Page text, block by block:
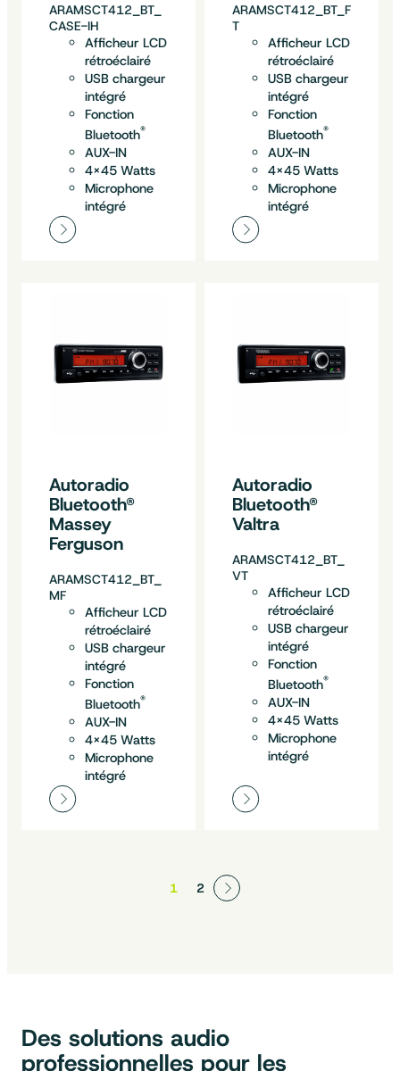
ARAMSCT412_BT_
CASE-IH
Afficheur LCD
rétroéclairé
USB chargeur
intégré
Fonction
Bluetooth®
AUX-IN
4×45 Watts
Microphone
intégré
ARAMSCT412_BT_F
T
Afficheur LCD
rétroéclairé
USB chargeur
intégré
Fonction
Bluetooth®
AUX-IN
4×45 Watts
Microphone
intégré
Autoradio
Bluetooth®
Massey
Ferguson
ARAMSCT412_BT_
MF
Afficheur LCD
rétroéclairé
USB chargeur
intégré
Fonction
Bluetooth®
AUX-IN
4×45 Watts
Microphone
intégré
Autoradio
Bluetooth®
Valtra
ARAMSCT412_BT_
VT
Afficheur LCD
rétroéclairé
USB chargeur
intégré
Fonction
Bluetooth®
AUX-IN
4×45 Watts
Microphone
intégré
1 2
Des solutions audio
professionnelles pour les